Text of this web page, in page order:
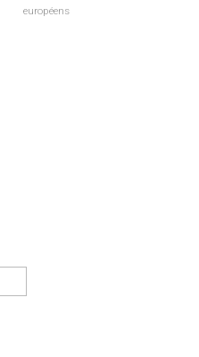
européens